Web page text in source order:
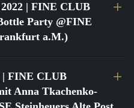
| FINE CLUB
Party @FINE
a.M.)
| FINE CLUB
Anna Tkachenko-